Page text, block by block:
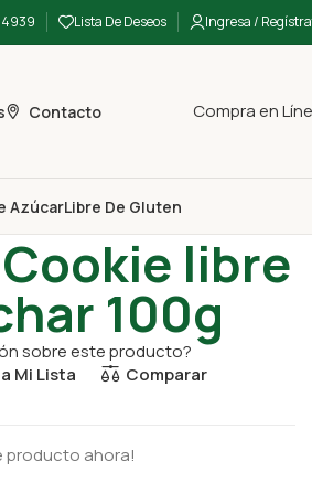
Lista De Deseos Ingresa /
Contacto Compra en
AzúcarLibre De Gluten
libre
100g
sobre este producto?
Mi Lista Comparar
producto ahora!